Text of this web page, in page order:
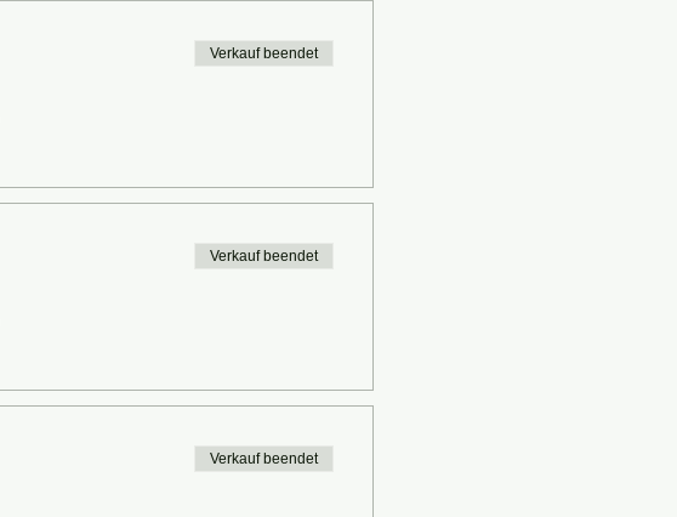
Verkauf beendet
Verkauf beendet
Verkauf beendet